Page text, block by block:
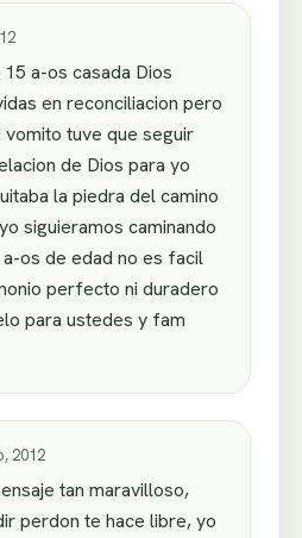
a-os casada Dios
en reconciliacion pero
tuve que seguir
de Dios para yo
la piedra del camino
siguieramos caminando
os de edad no es facil
perfecto ni duradero
para ustedes y fam
2012
tan maravilloso,
perdon te hace libre, yo